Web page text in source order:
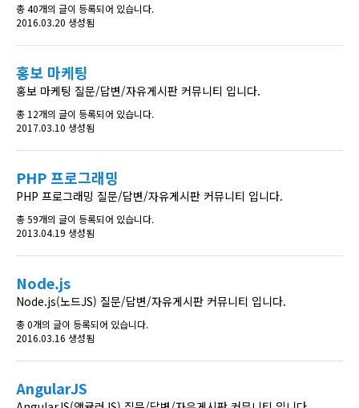
총 40개의 글이 등록되어 있습니다.
2016.03.20 생성됨
홍보 마케팅
홍보 마케팅 질문/답변/자유게시판 커뮤니티 입니다.
총 12개의 글이 등록되어 있습니다.
2017.03.10 생성됨
PHP 프로그래밍
PHP 프로그래밍 질문/답변/자유게시판 커뮤니티 입니다.
총 59개의 글이 등록되어 있습니다.
2013.04.19 생성됨
Node.js
Node.js(노드JS) 질문/답변/자유게시판 커뮤니티 입니다.
총 0개의 글이 등록되어 있습니다.
2016.03.16 생성됨
AngularJS